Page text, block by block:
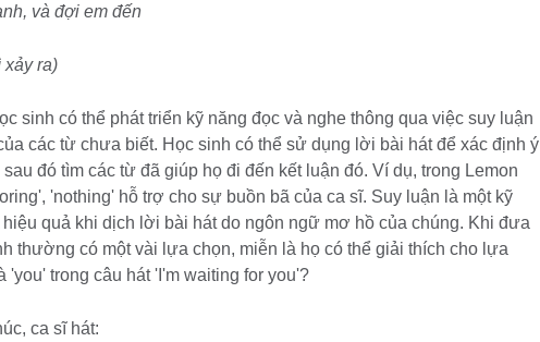
và đợi em đến
xảy ra)
sinh có thể phát triển kỹ năng đọc và nghe thông qua việc suy luận
các từ chưa biết. Học sinh có thể sử dụng lời bài hát để xác định ý
đó tìm các từ đã giúp họ đi đến kết luận đó. Ví dụ, trong Lemon
'nothing' hỗ trợ cho sự buồn bã của ca sĩ. Suy luận là một kỹ
hiệu quả khi dịch lời bài hát do ngôn ngữ mơ hồ của chúng. Khi đưa
thường có một vài lựa chọn, miễn là họ có thể giải thích cho lựa
'you' trong câu hát 'I'm waiting for you'?
ca sĩ hát: